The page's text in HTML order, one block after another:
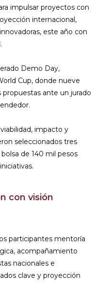
impulsar proyectos con
internacional,
este año con
Demo Day,
Cup, donde nueve
ante un jurado
impacto y
seleccionados tres
de 140 mil pesos
con visión
participantes mentoría
acompañamiento
nacionales e
clave y proyección